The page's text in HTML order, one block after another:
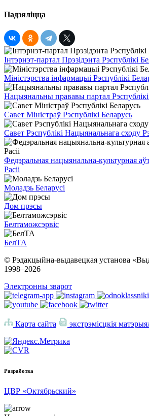
Падзяліцца
Інтэрнэт-партал Прэзідэнта Рэспублікі
Міністэрства інфармацыі Рэспублікі
Нацыянальны прававы партал
Савет Міністраў Рэспублікі Беларусь
Савет Рэспублікі Нацыянальнага сходу
Федэральная нацыянальна-культурная
Расіі
Моладзь Беларусі
Дом прэсы
Белтаможсэрвіс
БелТА
© Рэдакцыйна-выдавецкая установа
1998–2026
Электронны зварот
Карта сайта экстрэмісцкія
Разработка
ЦВР «Октябрьский»